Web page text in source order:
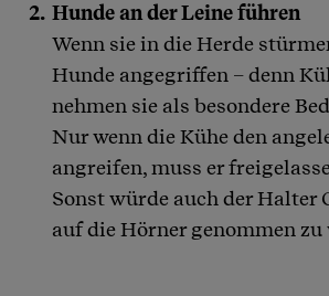
Hunde an der Leine führen
Wenn sie in die Herde
Hunde angegriffen – denn
nehmen sie als besondere
Nur wenn die Kühe den
angreifen, muss er
Sonst würde auch der Halter
auf die Hörner genommen zu